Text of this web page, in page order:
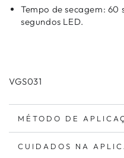
Tempo de secagem: 60
segundos LED.
VGS031
MÉTODO DE
CUIDADOS NA